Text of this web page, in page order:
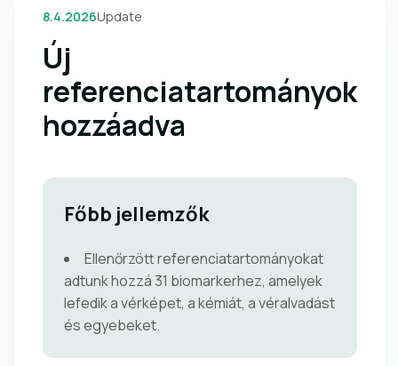
8.4.2026Update
Új
referenciatartományok
hozzáadva
Főbb jellemzők
Ellenőrzött referenciatartományokat
adtunk hozzá 31 biomarkerhez, amelyek
lefedik a vérképet, a kémiát, a véralvadást
és egyebeket.